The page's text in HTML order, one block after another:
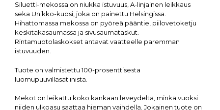
Siluetti-mekossa on niukka istuvuus, A-linjainen leikkaus
sekä Unikko-kuosi, joka on painettu Helsingissä.
Hihattomassa mekossa on pyöreä pääntie, piilovetoketju
keskitakasaumassa ja sivusaumataskut.
Rintamuotolaskokset antavat vaatteelle paremman
istuvuuden.
Tuote on valmistettu 100-prosenttisesta
luomupuuvillasatiinista.
Mekot on leikattu koko kankaan leveydeltä, minkä vuoksi
niiden ulkoasu saattaa hieman vaihdella. Jokainen tuote on